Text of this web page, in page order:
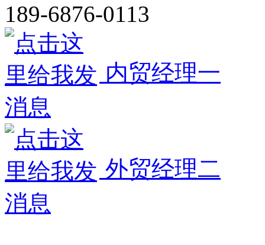
189-6876-0113
内贸经理一
外贸经理二